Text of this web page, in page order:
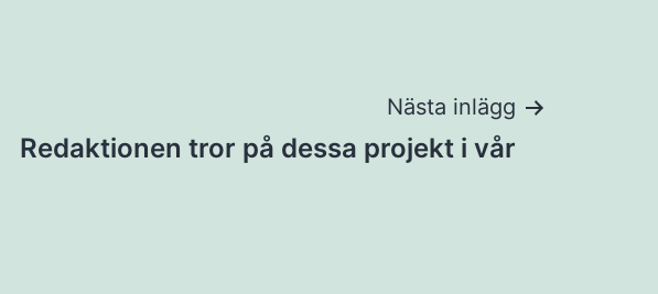
Nästa inlägg
Redaktionen tror på dessa projekt i vår